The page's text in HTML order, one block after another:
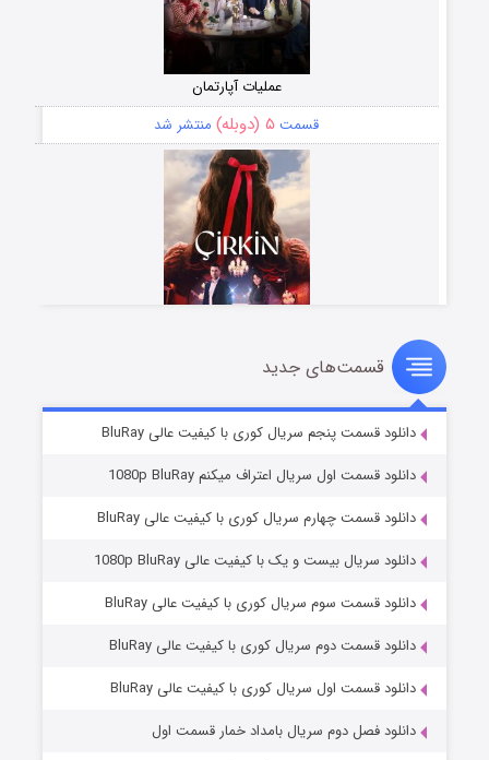
عملیات آپارتمان
قسمت ۵ (دوبله) منتشر شد
سریال زشت
قسمت۲ (زیرنویس) منتشر شد
مردگان متحرک: شهر مرده ۳
قسمت۲ (زیرنویس) منتشر شد
قسمت‌های جدید
دانلود قسمت پنجم سریال کوری با کیفیت عالی BluRay
دانلود قسمت اول سریال اعتراف میکنم 1080p BluRay
دانلود قسمت چهارم سریال کوری با کیفیت عالی BluRay
دانلود سریال بیست و یک با کیفیت عالی 1080p BluRay
دانلود قسمت سوم سریال کوری با کیفیت عالی BluRay
دانلود قسمت دوم سریال کوری با کیفیت عالی BluRay
دانلود قسمت اول سریال کوری با کیفیت عالی BluRay
دانلود فصل دوم سریال بامداد خمار قسمت اول